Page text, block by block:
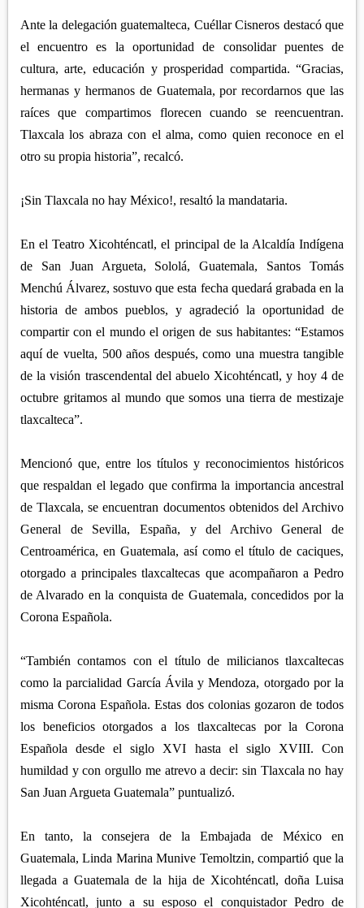
Ante la delegación guatemalteca, Cuéllar Cisneros destacó que
el encuentro es la oportunidad de consolidar puentes de
cultura, arte, educación y prosperidad compartida. “Gracias,
hermanas y hermanos de Guatemala, por recordarnos que las
raíces que compartimos florecen cuando se reencuentran.
Tlaxcala los abraza con el alma, como quien reconoce en el
otro su propia historia”, recalcó.
¡Sin Tlaxcala no hay México!, resaltó la mandataria.
En el Teatro Xicohténcatl, el principal de la Alcaldía Indígena
de San Juan Argueta, Sololá, Guatemala, Santos Tomás
Menchú Álvarez, sostuvo que esta fecha quedará grabada en la
historia de ambos pueblos, y agradeció la oportunidad de
compartir con el mundo el origen de sus habitantes: “Estamos
aquí de vuelta, 500 años después, como una muestra tangible
de la visión trascendental del abuelo Xicohténcatl, y hoy 4 de
octubre gritamos al mundo que somos una tierra de mestizaje
tlaxcalteca”.
Mencionó que, entre los títulos y reconocimientos históricos
que respaldan el legado que confirma la importancia ancestral
de Tlaxcala, se encuentran documentos obtenidos del Archivo
General de Sevilla, España, y del Archivo General de
Centroamérica, en Guatemala, así como el título de caciques,
otorgado a principales tlaxcaltecas que acompañaron a Pedro
de Alvarado en la conquista de Guatemala, concedidos por la
Corona Española.
“También contamos con el título de milicianos tlaxcaltecas
como la parcialidad García Ávila y Mendoza, otorgado por la
misma Corona Española. Estas dos colonias gozaron de todos
los beneficios otorgados a los tlaxcaltecas por la Corona
Española desde el siglo XVI hasta el siglo XVIII. Con
humildad y con orgullo me atrevo a decir: sin Tlaxcala no hay
San Juan Argueta Guatemala” puntualizó.
En tanto, la consejera de la Embajada de México en
Guatemala, Linda Marina Munive Temoltzin, compartió que la
llegada a Guatemala de la hija de Xicohténcatl, doña Luisa
Xicohténcatl, junto a su esposo el conquistador Pedro de